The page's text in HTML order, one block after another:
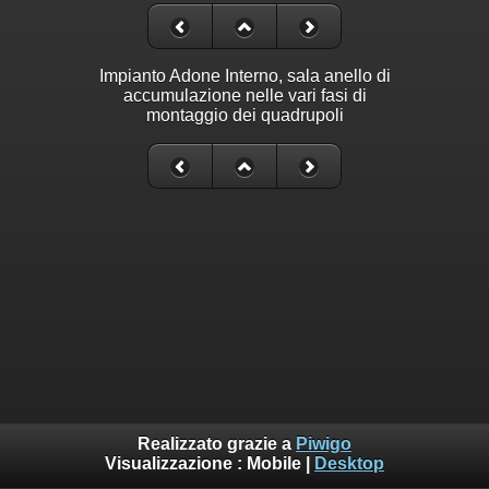
Impianto Adone Interno, sala anello di
accumulazione nelle vari fasi di
montaggio dei quadrupoli
Realizzato grazie a Piwigo
Visualizzazione : Mobile Desktop